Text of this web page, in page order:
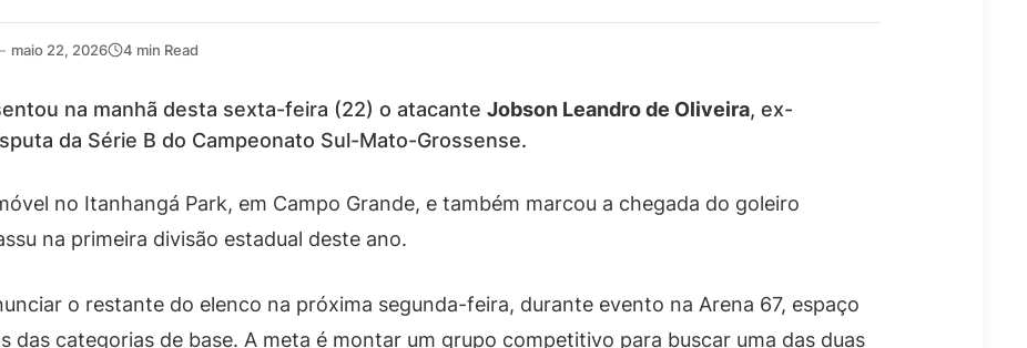
maio 22, 2026 4 min Read
na manhã desta sexta-feira (22) o atacante Jobson Leandro de Oliveira, ex-
da Série B do Campeonato Sul-Mato-Grossense.
no Itanhangá Park, em Campo Grande, e também marcou a chegada do goleiro
na primeira divisão estadual deste ano.
o restante do elenco na próxima segunda-feira, durante evento na Arena 67, espaço
das categorias de base. A meta é montar um grupo competitivo para buscar uma das duas